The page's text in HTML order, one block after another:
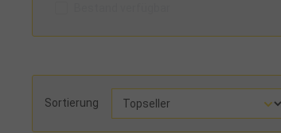
Sortierung